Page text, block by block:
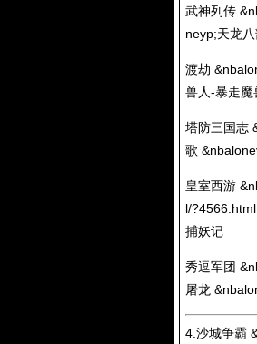
武神列传
neyp;天龙
渡劫
兽人-暴走
塔防三国志
歌
皇室西游
l/?4566.html
捕妖记
秀逗军团
屠龙
4.沙城争霸